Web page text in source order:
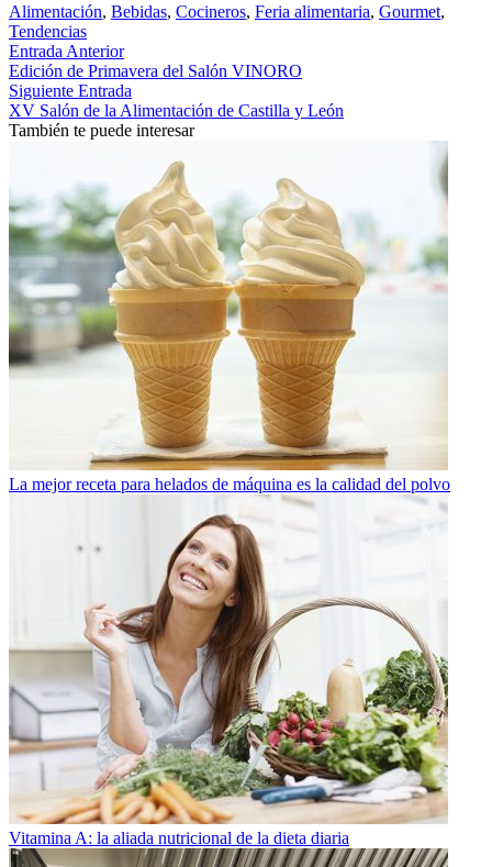
Alimentación, Bebidas, Cocineros, Feria alimentaria, Gourmet,
Tendencias
Entrada Anterior
Edición de Primavera del Salón VINORO
Siguiente Entrada
XV Salón de la Alimentación de Castilla y León
También te puede interesar
La mejor receta para helados de máquina es la calidad del polvo
Vitamina A: la aliada nutricional de la dieta diaria